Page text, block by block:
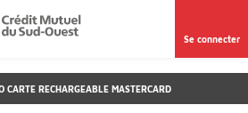
Se connecter
CARTE RECHARGEABLE MASTERCARD